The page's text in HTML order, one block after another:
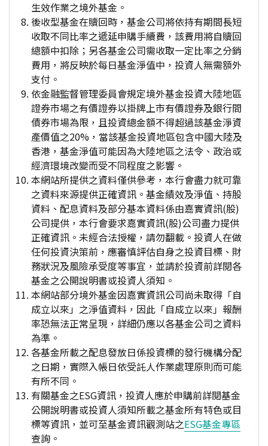
生效作業之境外基金。
後收型基金在贖回時，基金公司將依持有期間長短
收取不同比率之遞延申購手續費，該費用將自贖回
總額中扣除；另各基金公司需收取一定比率之分銷
費用，將反映於每日基金淨值中，投資人無需額外
支付。
依金融監督管理委員會規定境外基金投資大陸地區
證券市場之有價證券以掛牌上市有價證券及銀行間
債券市場為限，且投資總金額不得超過該基金淨資
產價值之20%，當該基金投資地區包含中國大陸及
香港，基金淨值可能因為大陸地區之法令、政治或
經濟環境改變而受不同程度之影響。
本網站所提供之資料僅供參考，本行會盡力就可靠
之資料來源提供正確資訊。基金績效及淨值、持股
資料、配息資料及部分基本資料係由嘉實資訊(股)
公司提供，本行會要求嘉實資訊(股)公司盡力提供
正確資訊。未經合法授權，請勿翻載。投資人在做
任何投資決策前，應審慎評估自身之投資目標、財
務狀況及風險承受度等事宜，並請於投資前詳閱各
基金之公開說明書或投資人須知。
本網站部分境外基金因嘉實資訊公司尚未取得「自
成立以來」之淨值資料，因此「自成立以來」報酬
率恐無法正常呈現，詳細仍應以各基金公司之資料
為準。
各基金所載之配息發放日係投資標的發行機構分配
之日期，實際入帳日依受託人作業處理原則而可能
有所不同。
有關基金之ESG資訊，投資人應於申購前詳閱基金
公開說明書或投資人須知所載之基金所有特色或目
標等資訊，並可至基金資訊觀測站之ESG基金專區
查詢。